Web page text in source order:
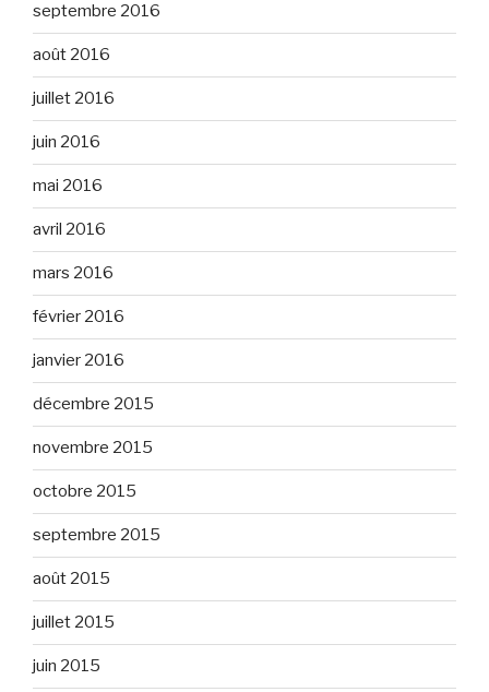
septembre 2016
août 2016
juillet 2016
juin 2016
mai 2016
avril 2016
mars 2016
février 2016
janvier 2016
décembre 2015
novembre 2015
octobre 2015
septembre 2015
août 2015
juillet 2015
juin 2015